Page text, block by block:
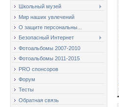
Школьный музей
Мир наших увлечений
О защите персональны...
Безопасный Интернет
Фотоальбомы 2007-2010
Фотоальбомы 2011-2015
PRO спонсоров
Форум
Тесты
Обратная связь